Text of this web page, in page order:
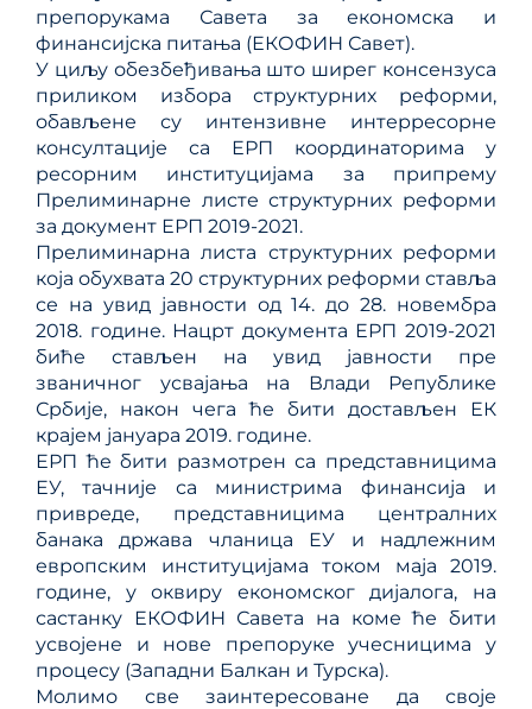
препорукама Савета за економска и
финансијска питања (ЕКОФИН Савет).
У циљу обезбеђивања што ширег консензуса
приликом избора структурних реформи,
обављене су интензивне интерресорне
консултације са ЕРП координаторима у
ресорним институцијама за припрему
Прелиминарне листе структурних реформи
за документ ЕРП 2019-2021.
Прелиминарна листа структурних реформи
која обухвата 20 структурних реформи ставља
се на увид јавности од 14. до 28. новембра
2018. године. Нацрт документа ЕРП 2019-2021
биће стављен на увид јавности пре
званичног усвајања на Влади Републике
Србије, након чега ће бити достављен ЕК
крајем јануара 2019. године.
ЕРП ће бити размотрен са представницима
ЕУ, тачније са министрима финансија и
привреде, представницима централних
банака држава чланица ЕУ и надлежним
европским институцијама током маја 2019.
године, у оквиру економског дијалога, на
састанку ЕКОФИН Савета на коме ће бити
усвојене и нове препоруке учесницима у
процесу (Западни Балкан и Турска).
Молимо све заинтересоване да своје